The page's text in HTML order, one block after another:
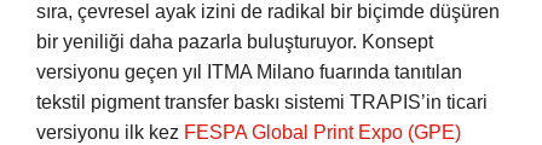
sıra, çevresel ayak izini de radikal bir biçimde düşüren
bir yeniliği daha pazarla buluşturuyor. Konsept
versiyonu geçen yıl ITMA Milano fuarında tanıtılan
tekstil pigment transfer baskı sistemi TRAPIS’in ticari
versiyonu ilk kez FESPA Global Print Expo (GPE)